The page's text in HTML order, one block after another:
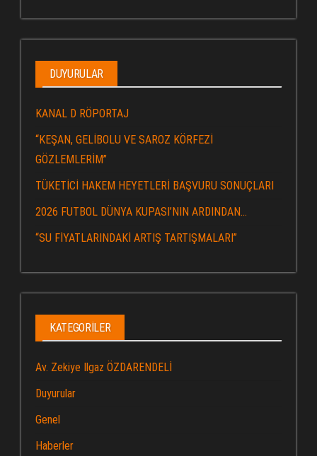
DUYURULAR
KANAL D RÖPORTAJ
“KEŞAN, GELİBOLU VE SAROZ KÖRFEZİ
GÖZLEMLERİM”
TÜKETİCİ HAKEM HEYETLERİ BAŞVURU SONUÇLARI
2026 FUTBOL DÜNYA KUPASI’NIN ARDINDAN…
“SU FİYATLARINDAKİ ARTIŞ TARTIŞMALARI”
KATEGORILER
Av. Zekiye Ilgaz ÖZDARENDELİ
Duyurular
Genel
Haberler